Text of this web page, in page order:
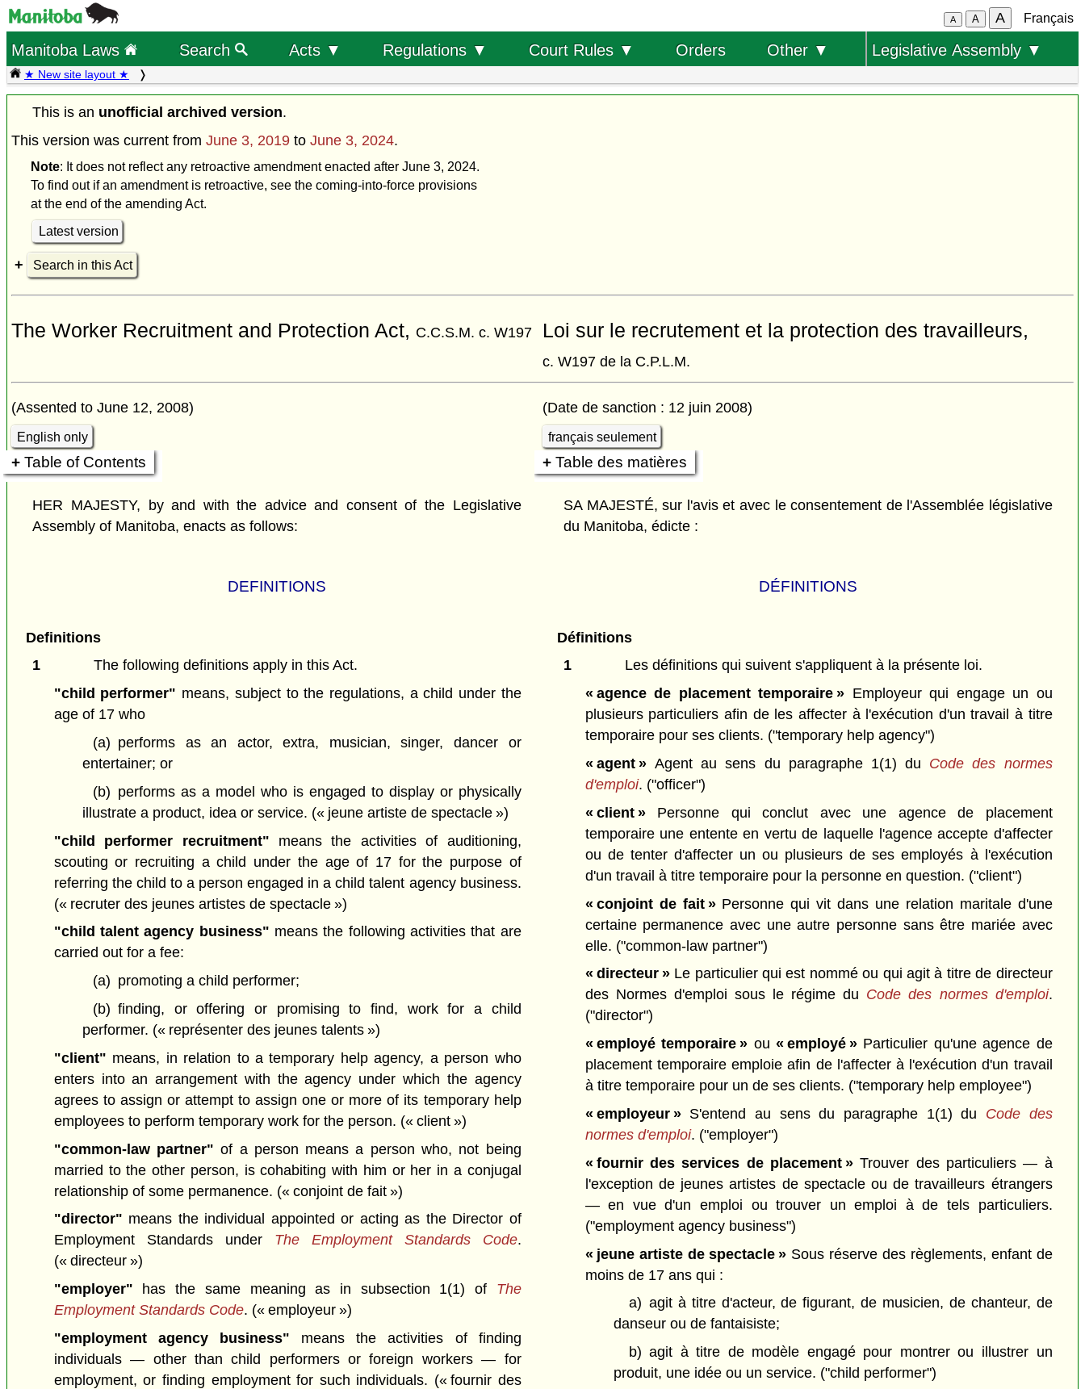
A A A Français
Manitoba Laws Search Acts ▼ Regulations ▼ Court Rules ▼ Orders Other ▼ Legislative Assembly ▼
★ New site layout ★
This is an unofficial archived version.
This version was current from June 3, 2019 to June 3, 2024.
Note: It does not reflect any retroactive amendment enacted after June 3, 2024.
To find out if an amendment is retroactive, see the coming-into-force provisions
at the end of the amending Act.
Latest version
Search in this Act
The Worker Recruitment and Protection Act, C.C.S.M. c. W197 Loi sur le recrutement et la protection des travailleurs,
c. W197 de la C.P.L.M.
(Assented to June 12, 2008) (Date de sanction : 12 juin 2008)
English only français seulement
Table of Contents Table des matières
HER MAJESTY, by and with the advice and consent of the Legislative
Assembly of Manitoba, enacts as follows:
SA MAJESTÉ, sur l'avis et avec le consentement de l'Assemblée législative
du Manitoba, édicte :
DEFINITIONS DÉFINITIONS
Definitions
1
The following definitions apply in this Act.
"child performer" means, subject to the regulations, a child under the
age of 17 who
(a) performs as an actor, extra, musician, singer, dancer or
entertainer; or
(b) performs as a model who is engaged to display or physically
illustrate a product, idea or service. (« jeune artiste de spectacle »)
"child performer recruitment" means the activities of auditioning,
scouting or recruiting a child under the age of 17 for the purpose of
referring the child to a person engaged in a child talent agency business.
(« recruter des jeunes artistes de spectacle »)
"child talent agency business" means the following activities that are
carried out for a fee:
(a) promoting a child performer;
(b) finding, or offering or promising to find, work for a child
performer. (« représenter des jeunes talents »)
"client" means, in relation to a temporary help agency, a person who
enters into an arrangement with the agency under which the agency
agrees to assign or attempt to assign one or more of its temporary help
employees to perform temporary work for the person. (« client »)
"common-law partner"of a person means a person who, not being
married to the other person, is cohabiting with him or her in a conjugal
relationship of some permanence. (« conjoint de fait »)
"director" means the individual appointed or acting as the Director of
Employment Standards under The Employment Standards Code.
(« directeur »)
"employer" has the same meaning as in subsection 1(1) of The
Employment Standards Code. (« employeur »)
"employment agency business" means the activities of finding
individuals — other than child performers or foreign workers — for
employment, or finding employment for such individuals. (« fournir des
Définitions
1
Les définitions qui suivent s'appliquent à la présente loi.
« agence de placement temporaire » Employeur qui engage un ou
plusieurs particuliers afin de les affecter à l'exécution d'un travail à titre
temporaire pour ses clients. ("temporary help agency")
« agent »Agent au sens du paragraphe 1(1) du Code des normes
d'emploi. ("officer")
« client »Personne qui conclut avec une agence de placement
temporaire une entente en vertu de laquelle l'agence accepte d'affecter
ou de tenter d'affecter un ou plusieurs de ses employés à l'exécution
d'un travail à titre temporaire pour la personne en question. ("client")
« conjoint de fait »Personne qui vit dans une relation maritale d'une
certaine permanence avec une autre personne sans être mariée avec
elle. ("common-law partner")
« directeur »Le particulier qui est nommé ou qui agit à titre de directeur
des Normes d'emploi sous le régime du Code des normes d'emploi.
("director")
« employé temporaire » ou « employé » Particulier qu'une agence de
placement temporaire emploie afin de l'affecter à l'exécution d'un travail
à titre temporaire pour un de ses clients. ("temporary help employee")
« employeur »S'entend au sens du paragraphe 1(1) du Code des
normes d'emploi. ("employer")
« fournir des services de placement » Trouver des particuliers — à
l'exception de jeunes artistes de spectacle ou de travailleurs étrangers
— en vue d'un emploi ou trouver un emploi à de tels particuliers.
("employment agency business")
« jeune artiste de spectacle » Sous réserve des règlements, enfant de
moins de 17 ans qui :
a) agit à titre d'acteur, de figurant, de musicien, de chanteur, de
danseur ou de fantaisiste;
b) agit à titre de modèle engagé pour montrer ou illustrer un
produit, une idée ou un service. ("child performer")